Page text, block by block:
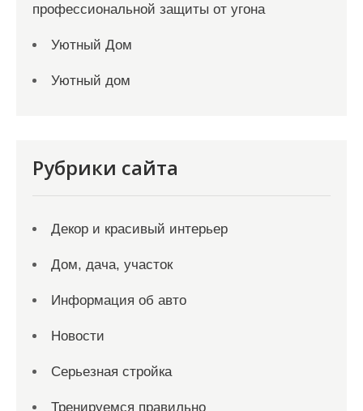
профессиональной защиты от угона
Уютный Дом
Уютный дом
Рубрики сайта
Декор и красивый интерьер
Дом, дача, участок
Информация об авто
Новости
Серьезная стройка
Тренируемся правильно